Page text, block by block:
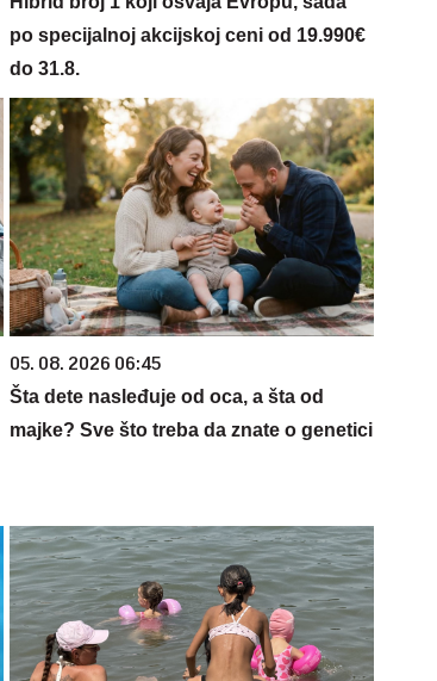
po specijalnoj akcijskoj ceni od 19.990€
do 31.8.
05. 08. 2026 06:45
Šta dete nasleđuje od oca, a šta od
majke? Sve što treba da znate o genetici